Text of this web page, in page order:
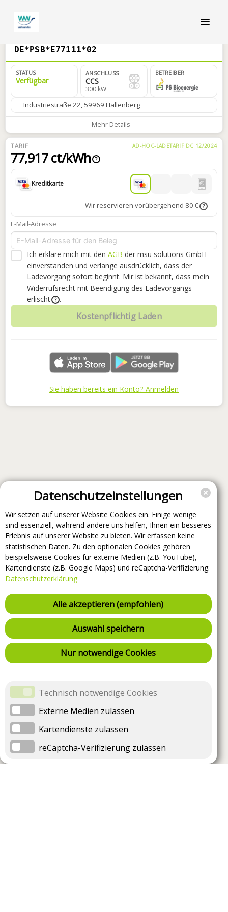
DE*PSB*E77111*02
STATUS
Verfügbar
ANSCHLUSS
CCS
300 kW
BETREIBER
Industriestraße 22, 59969 Hallenberg
Mehr Details
TARIF AD-HOC-LADETARIF DC 12/2024
77,917 ct/kWh ?
Kreditkarte
Wir reservieren vorübergehend 80 € ?
E-Mail-Adresse
Ich erkläre mich mit den AGB der msu solutions GmbH
einverstanden und verlange ausdrücklich, dass der
Ladevorgang sofort beginnt. Mir ist bekannt, dass mein
Widerrufsrecht mit Beendigung des Ladevorgangs
erlischt
? .
Kostenpflichtig Laden
Sie haben bereits ein Konto? Anmelden
Datenschutzeinstellungen
Wir setzen auf unserer Website Cookies ein. Einige wenige
sind essenziell, während andere uns helfen, Ihnen ein besseres
Erlebnis auf unserer Website zu bieten. Wir erfassen keine
statistischen Daten. Zu den optionalen Cookies gehören
beispielsweise Cookies für externe Medien (z.B. YouTube),
Kartendienste (z.B. Google Maps) und reCaptcha-Verifizierung.
Datenschutzerklärung
Alle akzeptieren (empfohlen)
Auswahl speichern
Nur notwendige Cookies
Technisch notwendige Cookies
Externe Medien zulassen
Kartendienste zulassen
reCaptcha-Verifizierung zulassen